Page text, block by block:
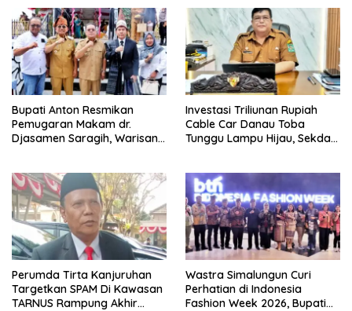
Bupati Anton Resmikan
Pemugaran Makam dr.
Djasamen Saragih, Warisan
Mendatang
Investasi Triliunan Rupiah
Cable Car Danau Toba
Tunggu Lampu Hijau, Sekda
Perumda Tirta Kanjuruhan
Targetkan SPAM Di Kawasan
TARNUS Rampung Akhir
Wastra Simalungun Curi
Perhatian di Indonesia
Fashion Week 2026, Bupati